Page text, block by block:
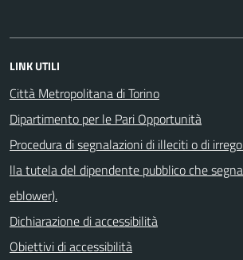
LINK UTILI
Città Metropolitana di Torino
Dipartimento per le Pari Opportunità
Procedura di segnalazioni di illeciti o di
lla tutela del dipendente pubblico che
eblower).
Dichiarazione di accessibilità
Obiettivi di accessibilità